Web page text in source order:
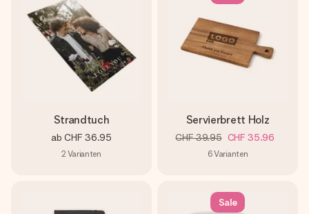
Strandtuch
ab CHF 36.95
2 Varianten
Servierbrett Holz
CHF 39.95 CHF 35.96
6Varianten
Sale